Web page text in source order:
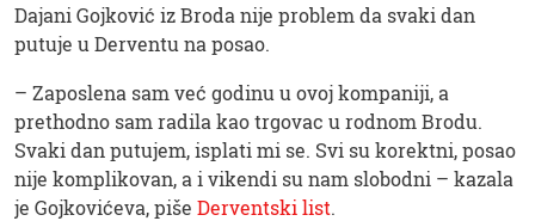
Dajani Gojković iz Broda nije problem da svaki dan
putuje u Derventu na posao.
– Zaposlena sam već godinu u ovoj kompaniji, a
prethodno sam radila kao trgovac u rodnom Brodu.
Svaki dan putujem, isplati mi se. Svi su korektni, posao
nije komplikovan, a i vikendi su nam slobodni – kazala
je Gojkovićeva, piše Derventski list.